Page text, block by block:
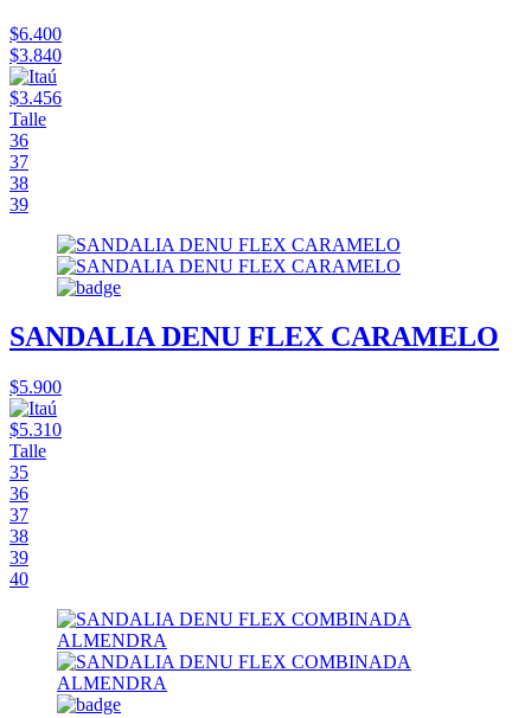
$6.400
$3.840
$3.456
Talle
36
37
38
39
SANDALIA DENU FLEX CARAMELO
$5.900
$5.310
Talle
35
36
37
38
39
40